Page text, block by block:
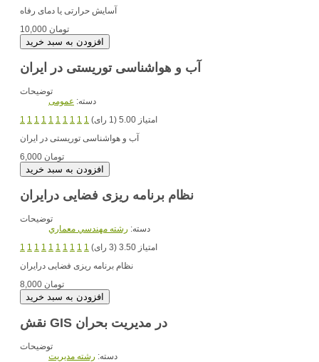
10,000 تومان
آب و هواشناسی توریستی در ایران
توضیحات
دسته: عمومی
1 1 1 1 1 1 1 1 1 1
امتیاز 5.00 (1 رای)
6,000 تومان
نظام برنامه ریزی فضایی درایران
توضیحات
دسته: رشته مهندسي معماري
1 1 1 1 1 1 1 1 1 1
امتیاز 3.50 (3 رای)
نظام برنامه ریزی فضایی درایران
8,000 تومان
نقش GIS در مدیریت بحران
توضیحات
دسته: رشته مديريت